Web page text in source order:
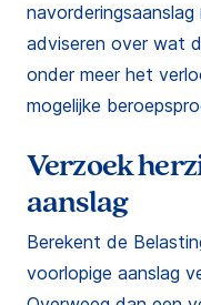
adviseren over wat
onder meer het
mogelijke
Verzoek
aanslag
Berekent de
voorlopige aanslag